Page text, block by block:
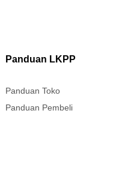
Panduan LKPP
Panduan Toko
Panduan Pembeli